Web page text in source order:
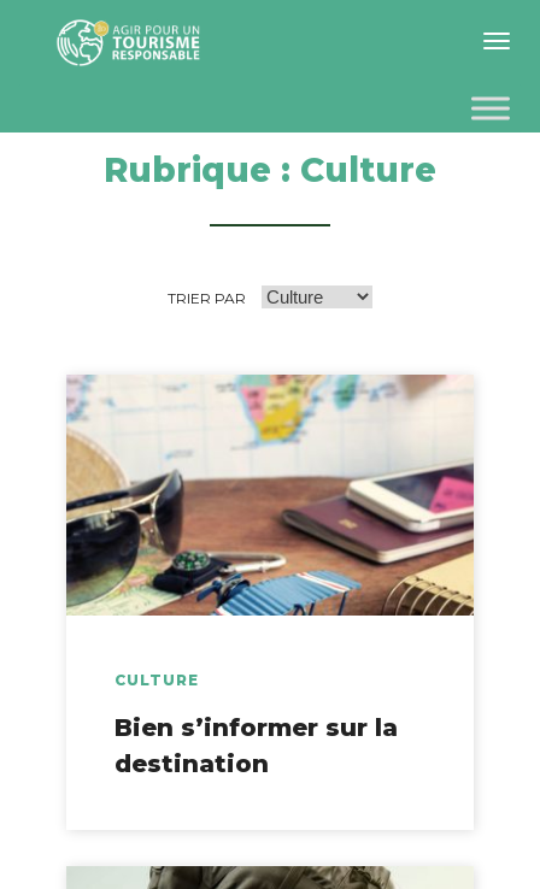
Toggle
Rubrique : Culture
TRIER PAR
CULTURE
Bien s’informer sur la
destination